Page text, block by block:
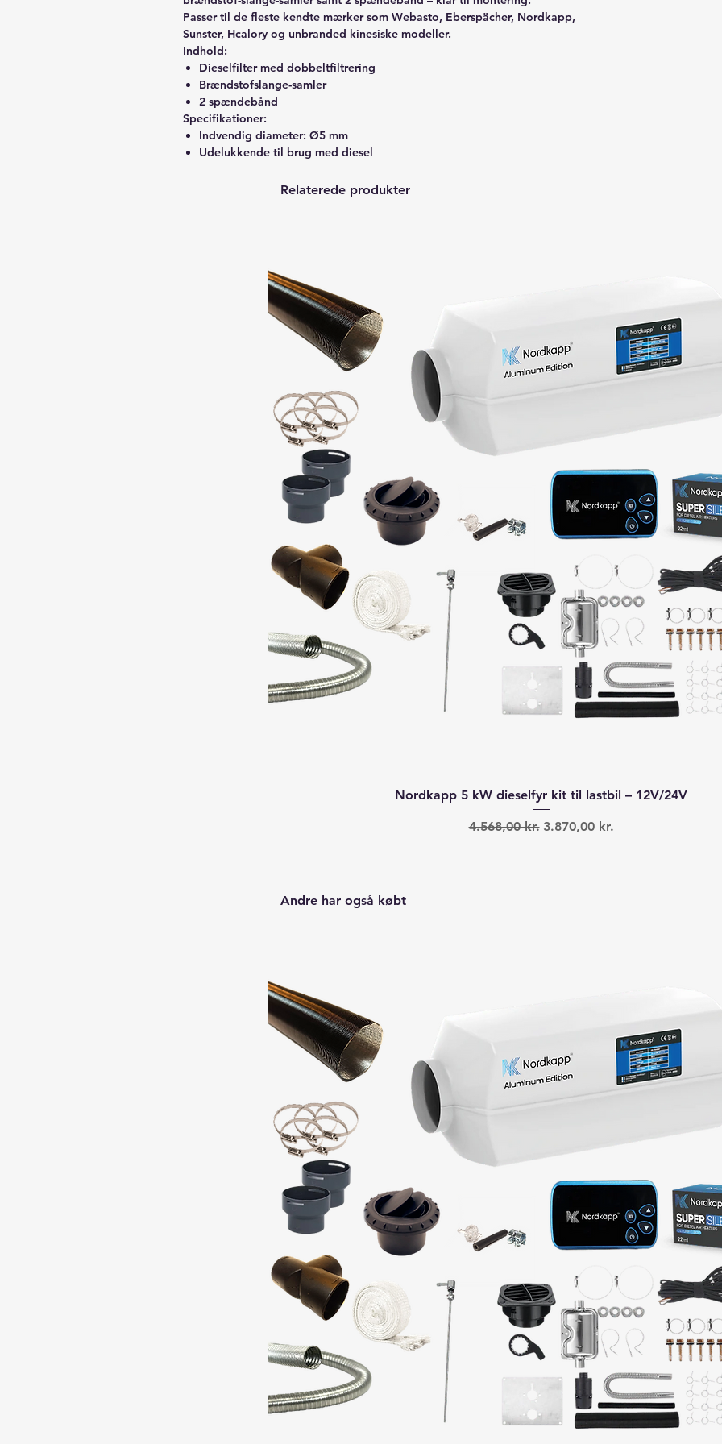
Passer til de fleste kendte mærker som Webasto, Eberspächer, Nordkapp,
Sunster, Hcalory og unbranded kinesiske modeller.
Indhold:
Dieselfilter med dobbeltfiltrering
Brændstofslange-samler
2 spændebånd
Specifikationer:
Indvendig diameter: Ø5 mm
Udelukkende til brug med diesel
Relaterede produkter
Hurtigvisning
Nordkapp 5 kW dieselfyr kit til lastbil – 12V/24V
Regulær pris
4.568,00 kr. Salgspris
3.870,00 kr.
Andre har også købt